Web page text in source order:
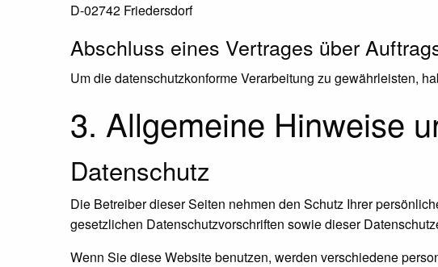
D-02742 Friedersdorf
Abschluss eines Vertrages über
Um die datenschutzkonforme Verarbeitung zu gewährleisten,
3. Allgemeine Hinweise
Datenschutz
Die Betreiber dieser Seiten nehmen den Schutz Ihrer
gesetzlichen Datenschutzvorschriften sowie dieser
Wenn Sie diese Website benutzen, werden verschiedene